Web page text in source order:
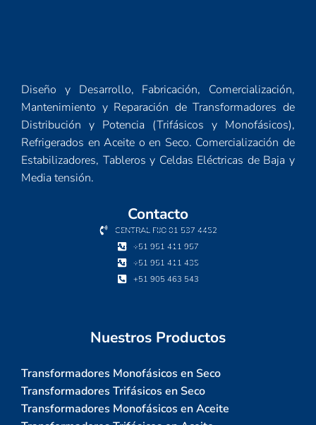
Diseño y Desarrollo, Fabricación, Comercialización,
Mantenimiento y Reparación de Transformadores de
Distribución y Potencia (Trifásicos y Monofásicos),
Refrigerados en Aceite o en Seco. Comercialización de
Estabilizadores, Tableros y Celdas Eléctricas de Baja y
Media tensión.
Contacto
CENTRAL FIJO 01 537 4452
+51 951 411 957
+51 951 411 435
+51 905 463 543
Nuestros Productos
Transformadores Monofásicos en Seco
Transformadores Trifásicos en Seco
Transformadores Monofásicos en Aceite